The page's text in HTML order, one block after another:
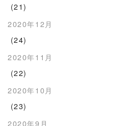
(21)
2020年12月
(24)
2020年11月
(22)
2020年10月
(23)
2020年9月